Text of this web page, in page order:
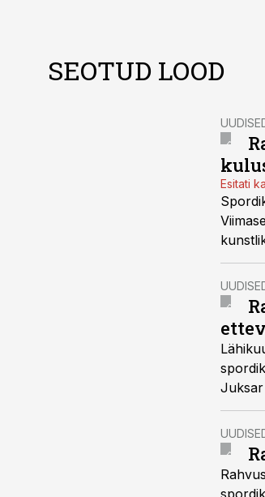
SEOTUD LOOD
Esitati
Juksar